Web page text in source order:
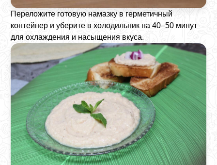
Переложите готовую намазку в герметичный
контейнер и уберите в холодильник на 40–50 минут
для охлаждения и насыщения вкуса.